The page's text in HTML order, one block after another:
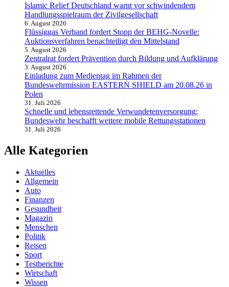
Islamic Relief Deutschland warnt vor schwindendem
Handlungsspielraum der Zivilgesellschaft
6. August 2026
Flüssiggas Verband fordert Stopp der BEHG-Novelle:
Auktionsverfahren benachteiligt den Mittelstand
5. August 2026
Zentralrat fordert Prävention durch Bildung und Aufklärung
3. August 2026
Einladung zum Medientag im Rahmen der
Bundeswehrmission EASTERN SHIELD am 20.08.26 in
Polen
31. Juli 2026
Schnelle und lebensrettende Verwundetenversorgung:
Bundeswehr beschafft weitere mobile Rettungsstationen
31. Juli 2026
Alle Kategorien
Aktuelles
Allgemein
Auto
Finanzen
Gesundheit
Magazin
Menschen
Politik
Reisen
Sport
Testberichte
Wirtschaft
Wissen